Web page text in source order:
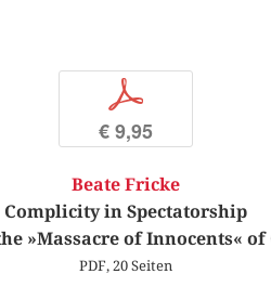
p
€ 9,95
Beate Fricke
Complicity in Spectatorship
»Massacre of Innocents«
PDF, 20 Seiten